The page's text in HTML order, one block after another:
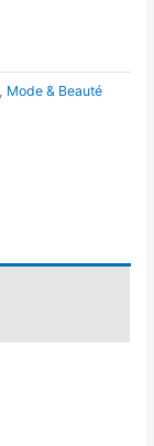
Mode & Beauté